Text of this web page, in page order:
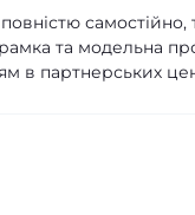
та модельна
в партнерських